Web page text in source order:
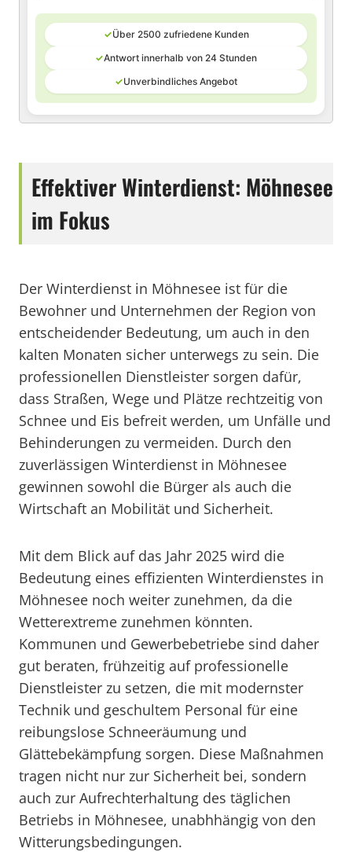
✓Über 2500 zufriedene Kunden
✓Antwort innerhalb von 24 Stunden
✓Unverbindliches Angebot
Effektiver Winterdienst: Möhnesee
im Fokus
Der Winterdienst in Möhnesee ist für die
Bewohner und Unternehmen der Region von
entscheidender Bedeutung, um auch in den
kalten Monaten sicher unterwegs zu sein. Die
professionellen Dienstleister sorgen dafür,
dass Straßen, Wege und Plätze rechtzeitig von
Schnee und Eis befreit werden, um Unfälle und
Behinderungen zu vermeiden. Durch den
zuverlässigen Winterdienst in Möhnesee
gewinnen sowohl die Bürger als auch die
Wirtschaft an Mobilität und Sicherheit.
Mit dem Blick auf das Jahr 2025 wird die
Bedeutung eines effizienten Winterdienstes in
Möhnesee noch weiter zunehmen, da die
Wetterextreme zunehmen könnten.
Kommunen und Gewerbebetriebe sind daher
gut beraten, frühzeitig auf professionelle
Dienstleister zu setzen, die mit modernster
Technik und geschultem Personal für eine
reibungslose Schneeräumung und
Glättebekämpfung sorgen. Diese Maßnahmen
tragen nicht nur zur Sicherheit bei, sondern
auch zur Aufrechterhaltung des täglichen
Betriebs in Möhnesee, unabhhängig von den
Witterungsbedingungen.